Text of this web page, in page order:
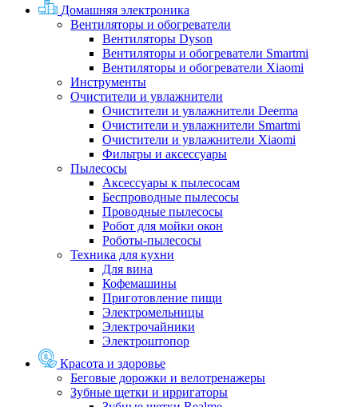
Домашняя электроника
Вентиляторы и обогреватели
Вентиляторы Dyson
Вентиляторы и обогреватели Smartmi
Вентиляторы и обогреватели Xiaomi
Инструменты
Очистители и увлажнители
Очистители и увлажнители Deerma
Очистители и увлажнители Smartmi
Очистители и увлажнители Xiaomi
Фильтры и аксессуары
Пылесосы
Аксессуары к пылесосам
Беспроводные пылесосы
Проводные пылесосы
Робот для мойки окон
Роботы-пылесосы
Техника для кухни
Для вина
Кофемашины
Приготовление пищи
Электромельницы
Электрочайники
Электроштопор
Красота и здоровье
Беговые дорожки и велотренажеры
Зубные щетки и ирригаторы